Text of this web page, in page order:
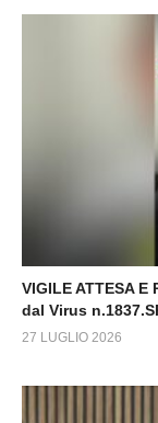
VIGILE ATTESA E
dal Virus
27 LUGLIO 2026